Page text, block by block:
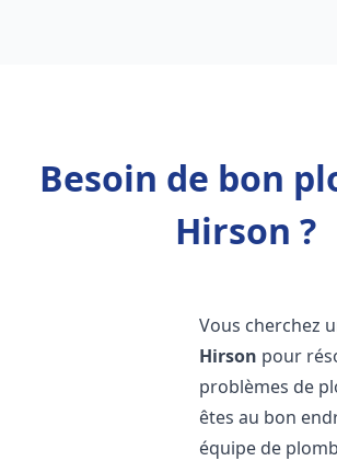
Besoin de bon
Hirson ?
Vous cherchez
Hirson pour
problèmes de
êtes au bon
équipe de